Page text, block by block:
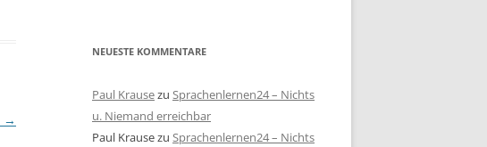
→
NEUESTE KOMMENTARE
Paul Krausezu Sprachenlernen24 – Nichts
u. Niemand erreichbar
Paul Krausezu Sprachenlernen24 – Nichts